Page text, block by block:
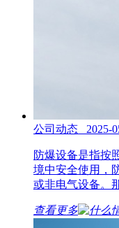
公司动态 2025-
防爆设备是指按
境中安全使用，
或非电气设备。
查看更多